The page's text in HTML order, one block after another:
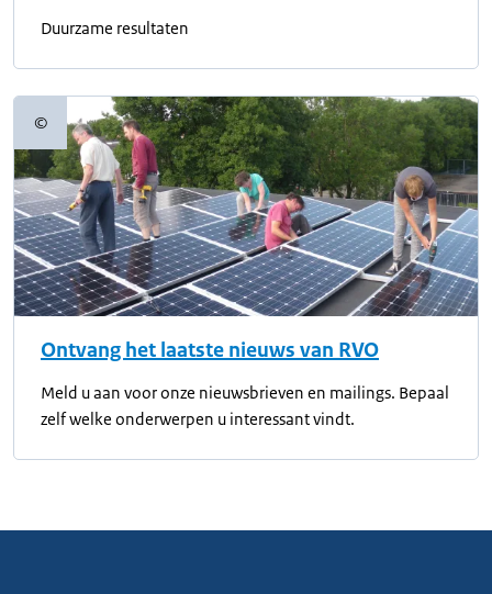
Duurzame resultaten
©Copyrightinformatie
Ontvang het laatste nieuws van RVO
Meld u aan voor onze nieuwsbrieven en mailings. Bepaal
zelf welke onderwerpen u interessant vindt.